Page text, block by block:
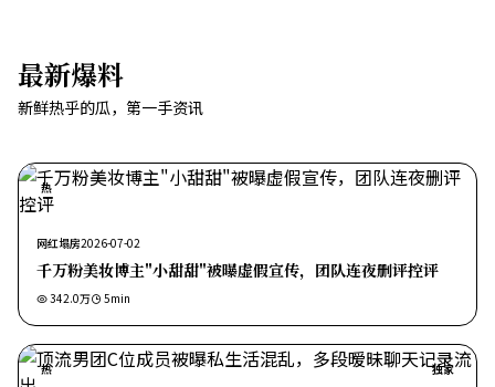
最新爆料
新鲜热乎的瓜，第一手资讯
热
网红塌房2026-07-02
千万粉美妆博主"小甜甜"被曝虚假宣传，团队连夜删评控评
342.0万 5min
热 独家